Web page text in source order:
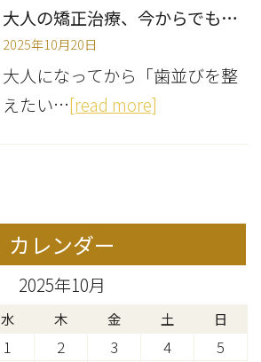
大人の矯正治療、今からでも遅くない？
2025年10月20日
大人になってから「歯並びを整
えたい…[read more]
カレンダー
2025年10月
水 木 金 土 日
1 2 3 4
5